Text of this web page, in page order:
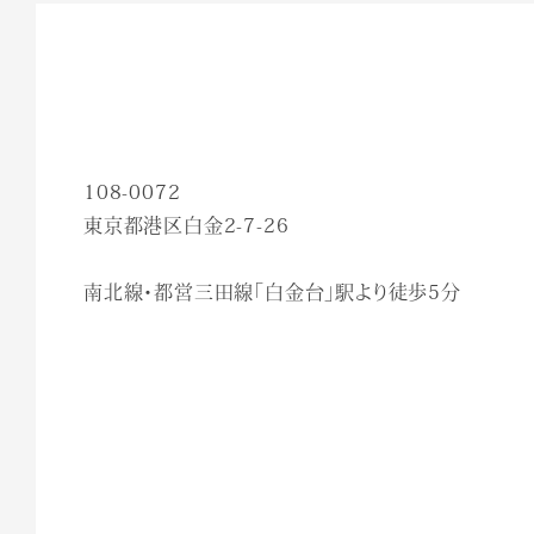
108-0072
東京都港区白金2-7-26
南北線・都営三田線「白金台」駅より徒歩5分